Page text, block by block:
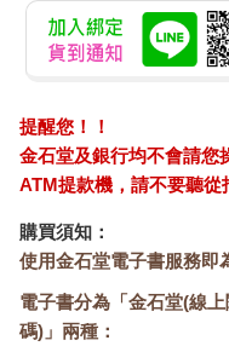
感。從Debra Bruce的故
本的決定，到Gloria
貧窮和家庭衝突，再到
裡裝著胚胎的那個人，因
決定活下去的是這個心智
Caitlin McDonnell所寫的
多少搖擺不定與自相矛盾
「身體」主要探討人工流
性，卻又因時代與文化而
歌謠〈譚林〉中，女主角
說起。從林玉玲描寫1970
軍床上進行的毫無人味的
提醒您！！
金石堂及銀行均不會請您
ATM提款機，請不要聽從
購買須知：
使用金石堂電子書服務即
電子書分為「金石堂(線
碼)」兩種：